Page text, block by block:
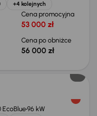
+4 kolejnych
Cena promocyjna
53 000 zł
Cena po obniżce
56 000 zł
EcoBlue96 kW